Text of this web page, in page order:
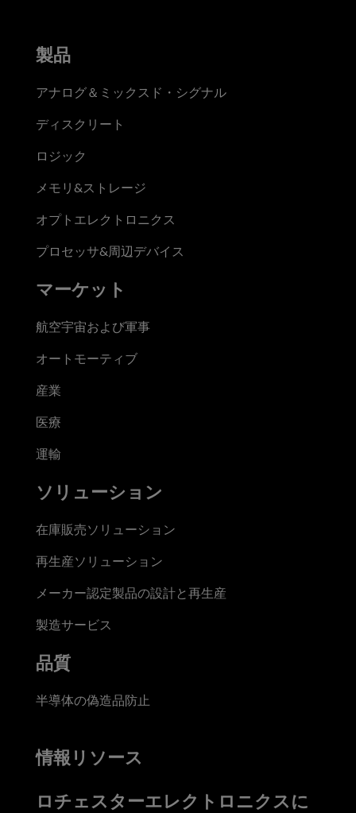
製品
アナログ＆ミックスド・シグナル
ディスクリート
ロジック
メモリ&ストレージ
オプトエレクトロニクス
プロセッサ&周辺デバイス
マーケット
航空宇宙および軍事
オートモーティブ
産業
医療
運輸
ソリューション
在庫販売ソリューション
再生産ソリューション
メーカー認定製品の設計と再生産
製造サービス
品質
半導体の偽造品防止
情報リソース
ロチェスターエレクトロニクスに